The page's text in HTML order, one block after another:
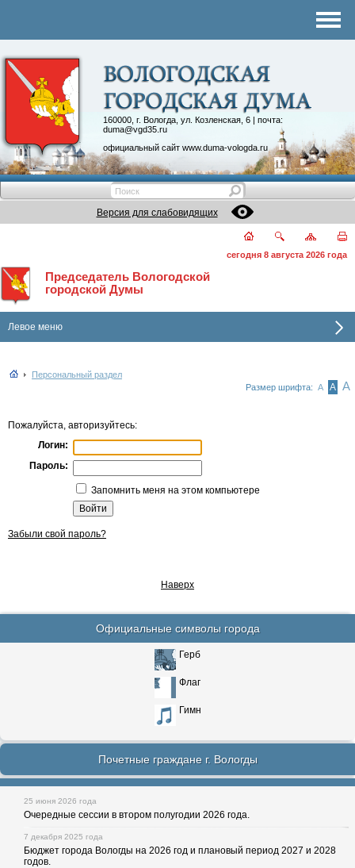
160000, г. Вологда, ул. Козленская, 6 | почта:
duma@vgd35.ru
официальный сайт www.duma-vologda.ru
Контакты
Депутатские объединения
Версия для слабовидящих
сегодня 8 августа 2026 года
Председатель Вологодской
городской Думы
Левое меню
Персональный раздел
Размер шрифта: А А А
Пожалуйста, авторизуйтесь:
Логин:
Пароль:
Запомнить меня на этом компьютере
Забыли свой пароль?
Наверх
Официальные символы города
Герб
Флаг
Гимн
Почетные граждане г. Вологды
25 июня 2026 года
Очередные сессии в втором полугодии 2026 года.
7 декабря 2025 года
Бюджет города Вологды на 2026 год и плановый период 2027 и 2028
годов.